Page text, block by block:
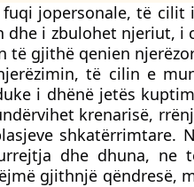
jopersonale, të cilit
dhe i zbulohet njeriut, i
të gjithë qenien
të cilin e
i dhënë jetës
krenarisë,
shkatërrimtare.
dhe dhuna, ne
gjithnjë qëndresë,